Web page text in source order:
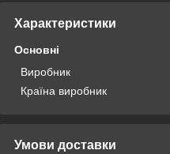
Характеристики
Основні
Виробник
Країна виробник
Умови доставки